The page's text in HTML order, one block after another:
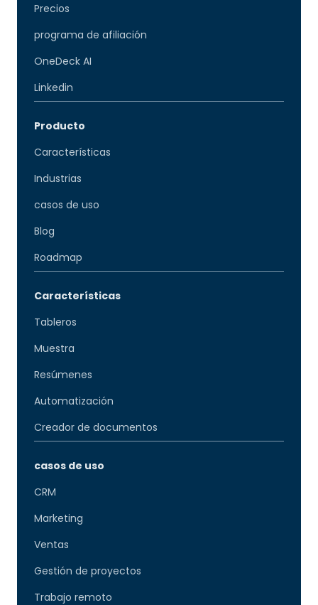
Precios
programa de afiliación
OneDeck AI
Linkedin
Producto
Características
Industrias
casos de uso
Blog
Roadmap
Características
Tableros
Muestra
Resúmenes
Automatización
Creador de documentos
casos de uso
CRM
Marketing
Ventas
Gestión de proyectos
Trabajo remoto